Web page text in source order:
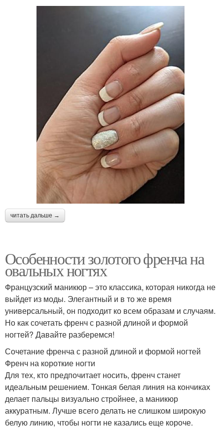
читать дальше →
Особенности золотого френча на
овальных ногтях
Французский маникюр – это классика, которая никогда не
выйдет из моды. Элегантный и в то же время
универсальный, он подходит ко всем образам и случаям.
Но как сочетать френч с разной длиной и формой
ногтей? Давайте разберемся!
Сочетание френча с разной длиной и формой ногтей
Френч на короткие ногти
Для тех, кто предпочитает носить, френч станет
идеальным решением. Тонкая белая линия на кончиках
делает пальцы визуально стройнее, а маникюр
аккуратным. Лучше всего делать не слишком широкую
белую линию, чтобы ногти не казались еще короче.